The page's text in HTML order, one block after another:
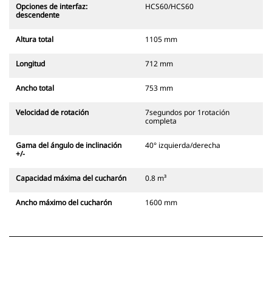
Opciones de interfaz:
descendente
HCS60/HCS60
Altura total 1105 mm
Longitud 712 mm
Ancho total 753 mm
Velocidad de rotación
7segundos por 1rotación
completa
Gama del ángulo de inclinación
+/-
40° izquierda/derecha
Capacidad máxima del cucharón 0.8 m³
Ancho máximo del cucharón 1600 mm